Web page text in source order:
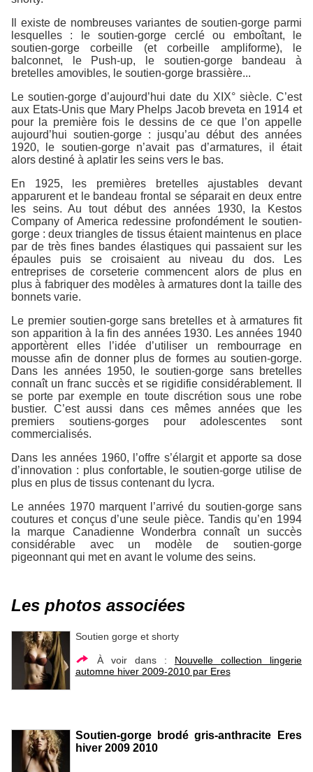
Il existe de nombreuses variantes de soutien-gorge parmi
lesquelles : le soutien-gorge cerclé ou emboîtant, le
soutien-gorge corbeille (et corbeille ampliforme), le
balconnet, le Push-up, le soutien-gorge bandeau à
bretelles amovibles, le soutien-gorge brassière...
Le soutien-gorge d’aujourd’hui date du XIX° siècle. C’est
aux Etats-Unis que Mary Phelps Jacob breveta en 1914 et
pour la première fois le dessins de ce que l’on appelle
aujourd’hui soutien-gorge : jusqu’au début des années
1920, le soutien-gorge n’avait pas d’armatures, il était
alors destiné à aplatir les seins vers le bas.
En 1925, les premières bretelles ajustables devant
apparurent et le bandeau frontal se séparait en deux entre
les seins. Au tout début des années 1930, la Kestos
Company of America redessine profondément le soutien-
gorge : deux triangles de tissus étaient maintenus en place
par de très fines bandes élastiques qui passaient sur les
épaules puis se croisaient au niveau du dos. Les
entreprises de corseterie commencent alors de plus en
plus à fabriquer des modèles à armatures dont la taille des
bonnets varie.
Le premier soutien-gorge sans bretelles et à armatures fit
son apparition à la fin des années 1930. Les années 1940
apportèrent elles l’idée d’utiliser un rembourrage en
mousse afin de donner plus de formes au soutien-gorge.
Dans les années 1950, le soutien-gorge sans bretelles
connaît un franc succès et se rigidifie considérablement. Il
se porte par exemple en toute discrétion sous une robe
bustier. C’est aussi dans ces mêmes années que les
premiers soutiens-gorges pour adolescentes sont
commercialisés.
Dans les années 1960, l’offre s’élargit et apporte sa dose
d’innovation : plus confortable, le soutien-gorge utilise de
plus en plus de tissus contenant du lycra.
Le années 1970 marquent l’arrivé du soutien-gorge sans
coutures et conçus d’une seule pièce. Tandis qu’en 1994
la marque Canadienne Wonderbra connaît un succès
considérable avec un modèle de soutien-gorge
pigeonnant qui met en avant le volume des seins.
Les photos associées
Soutien gorge et shorty
À voir dans : Nouvelle collection lingerie
automne hiver 2009-2010 par Eres
Soutien-gorge brodé gris-anthracite Eres
hiver 2009 2010